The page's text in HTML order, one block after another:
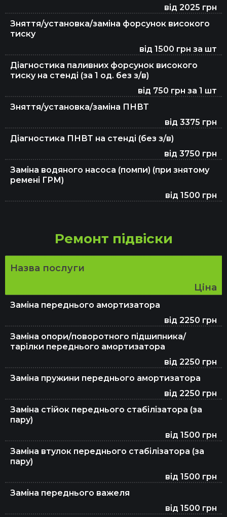
Ремонт вихлопної системи та глушника
Заміна масла в АКПП
Заміна гальмівних колодок
Видалення каталізатора (сажевого
Заміна гальмівних колодок
Заміна олії в АКПП
від 2025 грн
Зняття/установка/заміна форсунок високого
тиску
від 1500 грн за шт
Діагностика паливних форсунок високого
тиску на стенді (за 1 од. без з/в)
від 750 грн за 1 шт
Зняття/установка/заміна ПНВТ
від 3375 грн
Діагностика ПНВТ на стенді (без з/в)
від 3750 грн
Заміна водяного насоса (помпи) (при знятому
ремені ГРМ)
від 1500 грн
Ремонт підвіски
Назва послуги
Ціна
Заміна переднього амортизатора
від 2250 грн
Заміна опори/поворотного підшипника/
тарілки переднього амортизатора
від 2250 грн
Заміна пружини переднього амортизатора
від 2250 грн
Заміна стійок переднього стабілізатора (за
пару)
від 1500 грн
Заміна втулок переднього стабілізатора (за
пару)
від 1500 грн
Заміна переднього важеля
від 1500 грн